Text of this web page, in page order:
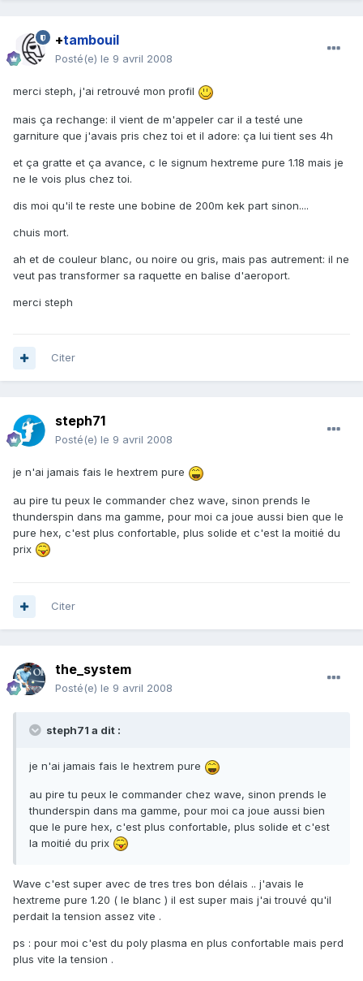
+tambouil
Posté(e) le 9 avril 2008
merci steph, j'ai retrouvé mon profil
mais ça rechange: il vient de m'appeler car il a testé une
garniture que j'avais pris chez toi et il adore: ça lui tient ses 4h
et ça gratte et ça avance, c le signum hextreme pure 1.18 mais je
ne le vois plus chez toi.
dis moi qu'il te reste une bobine de 200m kek part sinon....
chuis mort.
ah et de couleur blanc, ou noire ou gris, mais pas autrement: il ne
veut pas transformer sa raquette en balise d'aeroport.
merci steph
Citer
steph71
Posté(e) le 9 avril 2008
je n'ai jamais fais le hextrem pure
au pire tu peux le commander chez wave, sinon prends le
thunderspin dans ma gamme, pour moi ca joue aussi bien que le
pure hex, c'est plus confortable, plus solide et c'est la moitié du
prix
Citer
the_system
Posté(e) le 9 avril 2008
steph71 a dit :
je n'ai jamais fais le hextrem pure
au pire tu peux le commander chez wave, sinon prends le
thunderspin dans ma gamme, pour moi ca joue aussi bien
que le pure hex, c'est plus confortable, plus solide et c'est
la moitié du prix
Wave c'est super avec de tres tres bon délais .. j'avais le
hextreme pure 1.20 ( le blanc ) il est super mais j'ai trouvé qu'il
perdait la tension assez vite .
ps : pour moi c'est du poly plasma en plus confortable mais perd
plus vite la tension .